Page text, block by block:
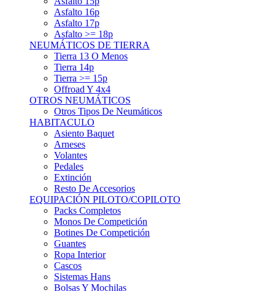
Asfalto 16p
Asfalto 17p
Asfalto >= 18p
NEUMÁTICOS DE TIERRA
Tierra 13 O Menos
Tierra 14p
Tierra >= 15p
Offroad Y 4x4
OTROS NEUMÁTICOS
Otros Tipos De Neumáticos
HABITACULO
Asiento Baquet
Arneses
Volantes
Pedales
Extinción
Resto De Accesorios
EQUIPACIÓN PILOTO/COPILOTO
Packs Completos
Monos De Competición
Botines De Competición
Guantes
Ropa Interior
Cascos
Sistemas Hans
Bolsas Y Mochilas